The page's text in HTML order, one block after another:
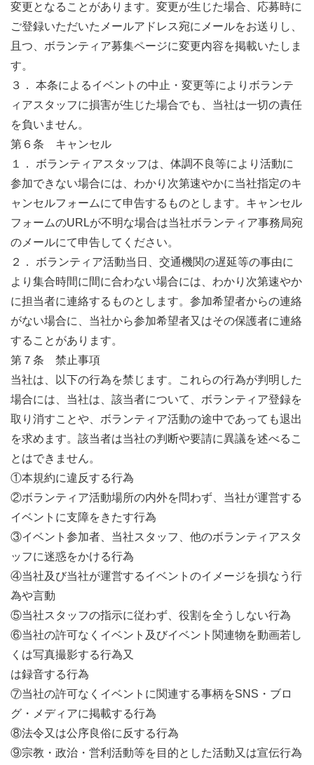
変更となることがあります。変更が生じた場合、応募時に
ご登録いただいたメールアドレス宛にメールをお送りし、
且つ、ボランティア募集ページに変更内容を掲載いたしま
す。
３． 本条によるイベントの中止・変更等によりボランテ
ィアスタッフに損害が生じた場合でも、当社は一切の責任
を負いません。
第６条 キャンセル
１． ボランティアスタッフは、体調不良等により活動に
参加できない場合には、わかり次第速やかに当社指定のキ
ャンセルフォームにて申告するものとします。キャンセル
フォームのURLが不明な場合は当社ボランティア事務局宛
のメールにて申告してください。
２． ボランティア活動当日、交通機関の遅延等の事由に
より集合時間に間に合わない場合には、わかり次第速やか
に担当者に連絡するものとします。参加希望者からの連絡
がない場合に、当社から参加希望者又はその保護者に連絡
することがあります。
第７条 禁止事項
当社は、以下の行為を禁じます。これらの行為が判明した
場合には、当社は、該当者について、ボランティア登録を
取り消すことや、ボランティア活動の途中であっても退出
を求めます。該当者は当社の判断や要請に異議を述べるこ
とはできません。
①本規約に違反する行為
②ボランティア活動場所の内外を問わず、当社が運営する
イベントに支障をきたす行為
③イベント参加者、当社スタッフ、他のボランティアスタ
ッフに迷惑をかける行為
④当社及び当社が運営するイベントのイメージを損なう行
為や言動
⑤当社スタッフの指示に従わず、役割を全うしない行為
⑥当社の許可なくイベント及びイベント関連物を動画若し
くは写真撮影する行為又
は録音する行為
⑦当社の許可なくイベントに関連する事柄をSNS・ブロ
グ・メディアに掲載する行為
⑧法令又は公序良俗に反する行為
⑨宗教・政治・営利活動等を目的とした活動又は宣伝行為